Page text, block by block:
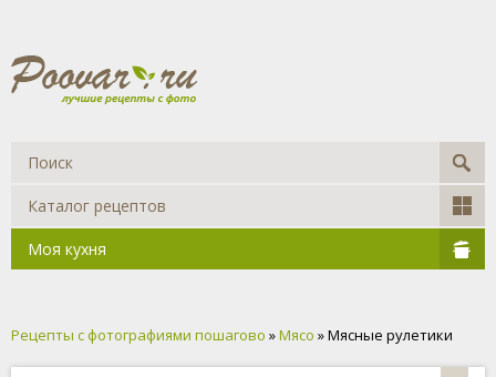
Каталог рецептов
Моя кухня
Рецепты с фотографиями пошагово »Мясо » Мясные рулетики